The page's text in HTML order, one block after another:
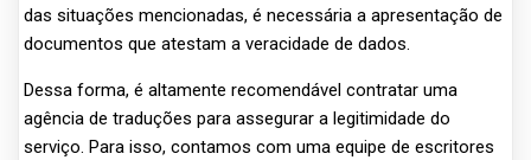
das situações mencionadas, é necessária a apresentação de
documentos que atestam a veracidade de dados.
Dessa forma, é altamente recomendável contratar uma
agência de traduções para assegurar a legitimidade do
serviço. Para isso, contamos com uma equipe de escritores